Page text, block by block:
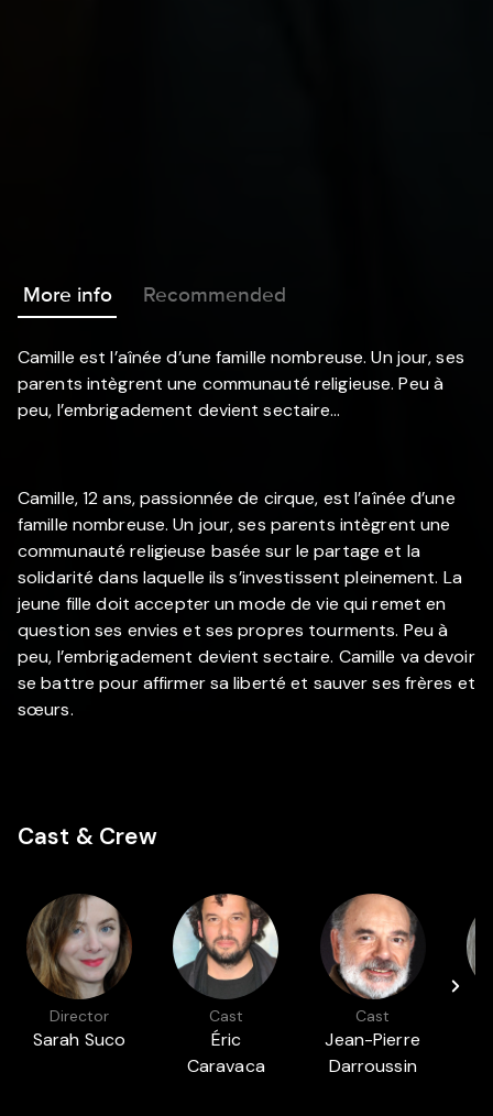
More info Recommended
Camille est l’aînée d’une famille nombreuse. Un jour, ses
parents intègrent une communauté religieuse. Peu à
peu, l’embrigadement devient sectaire…
Camille, 12 ans, passionnée de cirque, est l’aînée d’une
famille nombreuse. Un jour, ses parents intègrent une
communauté religieuse basée sur le partage et la
solidarité dans laquelle ils s’investissent pleinement. La
jeune fille doit accepter un mode de vie qui remet en
question ses envies et ses propres tourments. Peu à
peu, l’embrigadement devient sectaire. Camille va devoir
se battre pour affirmer sa liberté et sauver ses frères et
sœurs.
Cast & Crew
Director
Sarah Suco
Cast
Éric
Caravaca
Cast
Jean-Pierre
Darroussin